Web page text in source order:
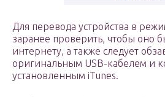
Для перевода устройства в
заранее проверить, чтобы оно
интернету, а также следует
оригинальным USB-кабелем и
установленным iTunes.